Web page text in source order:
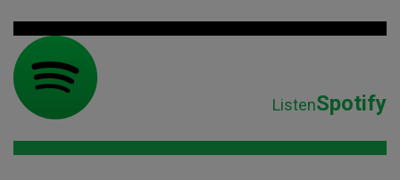
ListenSpotify